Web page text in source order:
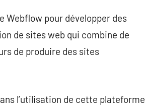
Webflow pour développer des
de sites web qui combine de
de produire des sites
l’utilisation de cette plateforme